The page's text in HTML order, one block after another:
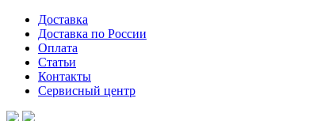
Доставка
Доставка по России
Оплата
Статьи
Контакты
Сервисный центр